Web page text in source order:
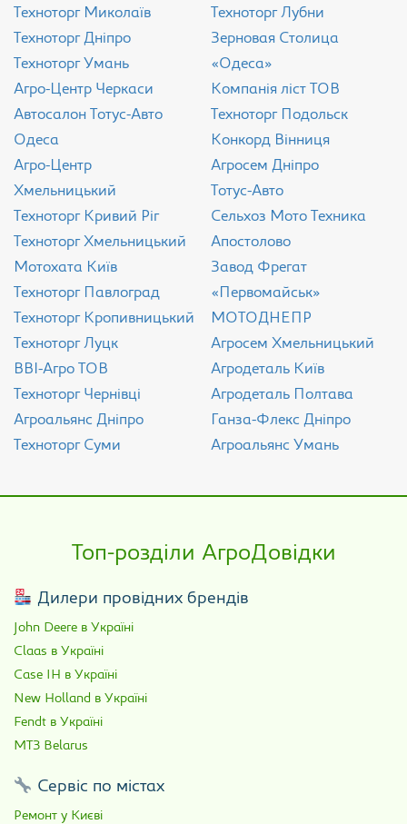
Техноторг Миколаїв
Техноторг Дніпро
Техноторг Умань
Агро-Центр Черкаси
Aвтосалон Тотус-Авто
Одеса
Агро-Центр
Хмельницький
Техноторг Кривий Ріг
Техноторг Хмельницький
Мотохата Київ
Техноторг Павлоград
Техноторг Кропивницький
Техноторг Луцк
ВВІ-Агро ТОВ
Техноторг Чернівці
Агроальянс Дніпро
Техноторг Суми
Техноторг Лубни
Зерновая Столица
«Одеса»
Компанія ліст ТОВ
Техноторг Подольск
Конкорд Вінниця
Агросем Дніпро
Тотус-Авто
Сельхоз Мото Техника
Апостолово
Завод Фрегат
«Первомайськ»
МОТОДНЕПР
Агросем Хмельницький
Агродеталь Київ
Агродеталь Полтава
Ганза-Флекс Дніпро
Агроальянс Умань
Топ-розділи АгроДовідки
Дилери провідних брендів
John Deere в Україні
Claas в Україні
Case IH в Україні
New Holland в Україні
Fendt в Україні
МТЗ Belarus
Сервіс по містах
Ремонт у Києві